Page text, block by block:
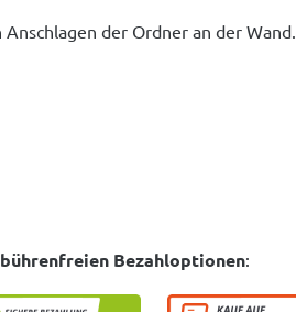
der Ordner an der Wand.
Bezahloptionen: